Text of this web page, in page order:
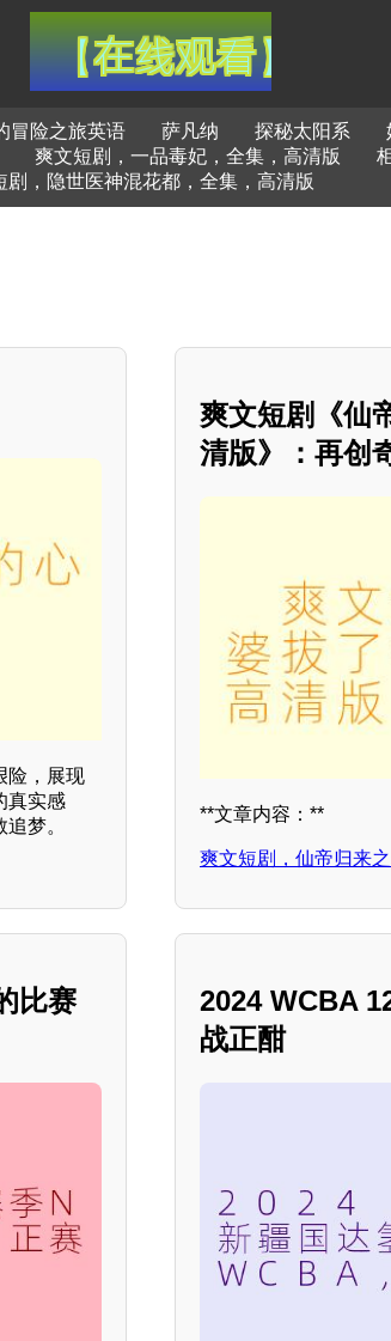
冒险之旅英语 萨凡纳 探秘太阳系
爽文短剧，一品毒妃，全集，高清版
剧，隐世医神混花都，全集，高清版
险，展现
真实感
梦。
爽文短剧《仙
清版》：再创
**文章内容：**
爽文短剧，仙帝归来
比赛
2024 WCBA
战正酣